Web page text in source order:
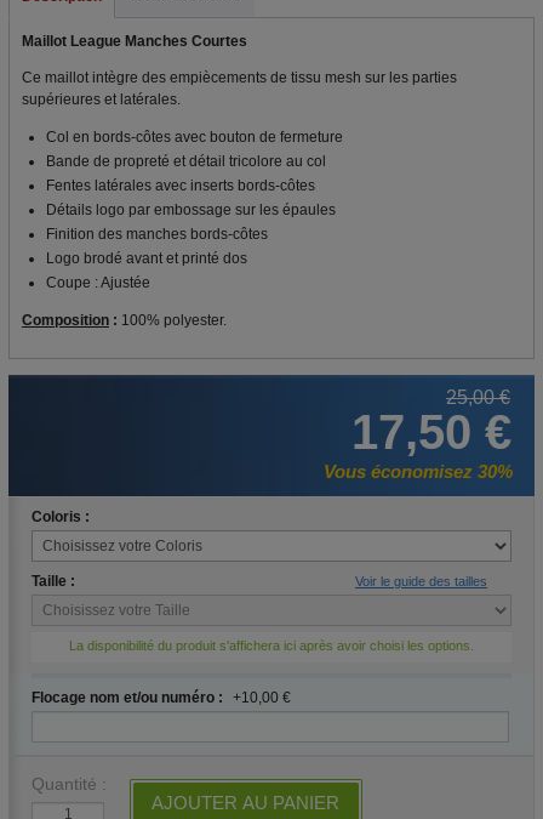
Maillot League Manches Courtes
Ce maillot intègre des empiècements de tissu mesh sur les parties
supérieures et latérales.
Col en bords-côtes avec bouton de fermeture
Bande de propreté et détail tricolore au col
Fentes latérales avec inserts bords-côtes
Détails logo par embossage sur les épaules
Finition des manches bords-côtes
Logo brodé avant et printé dos
Coupe : Ajustée
Composition : 100% polyester.
25,00 €
17,50 €
Vous économisez 30%
Coloris :
Taille : Voir le guide des tailles
La disponibilité du produit s'affichera ici après avoir choisi les options.
Flocage nom et/ou numéro : +10,00 €
Quantité :
AJOUTER AU PANIER